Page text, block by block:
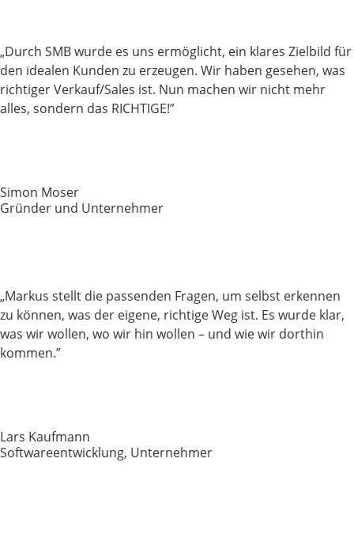
„Durch SMB wurde es uns ermöglicht, ein klares Zielbild für
den idealen Kunden zu erzeugen. Wir haben gesehen, was
richtiger Verkauf/Sales ist. Nun machen wir nicht mehr
alles, sondern das RICHTIGE!”
Simon Moser
Gründer und Unternehmer
„Markus stellt die passenden Fragen, um selbst erkennen
zu können, was der eigene, richtige Weg ist. Es wurde klar,
was wir wollen, wo wir hin wollen – und wie wir dorthin
kommen.”
Lars Kaufmann
Softwareentwicklung, Unternehmer